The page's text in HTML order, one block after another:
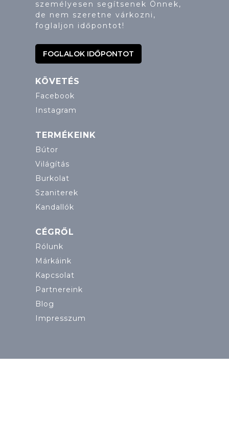
személyesen segítsenek Önnek,
de nem szeretne várkozni,
foglaljon időpontot!
FOGLALOK IDŐPONTOT
KÖVETÉS
Facebook
Instagram
TERMÉKEINK
Bútor
Világítás
Burkolat
Szaniterek
Kandallók
CÉGRŐL
Rólunk
Márkáink
Kapcsolat
Partnereink
Blog
Impresszum